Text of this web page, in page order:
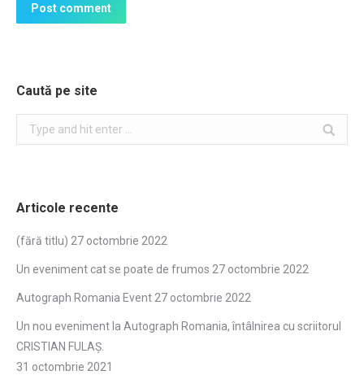
Post comment
Caută pe site
Search:
Articole recente
(fără titlu) 27 octombrie 2022
Un eveniment cat se poate de frumos 27 octombrie 2022
Autograph Romania Event 27 octombrie 2022
Un nou eveniment la Autograph Romania, întâlnirea cu scriitorul
CRISTIAN FULAŞ.
31 octombrie 2021